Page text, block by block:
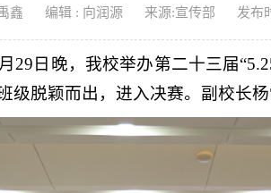
鑫 编辑 : 向润源 来源:宣传部 发布
29日晚，我校举办第二十三届
级脱颖而出，进入决赛。副校长杨